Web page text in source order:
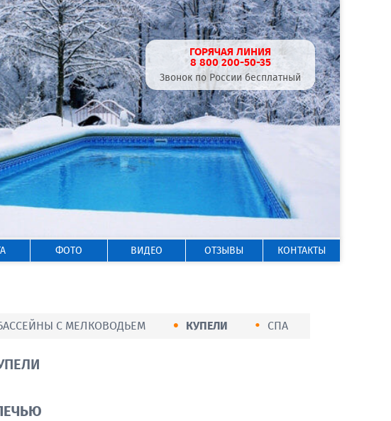
ГОРЯЧАЯ ЛИНИЯ
8 800 200-50-35
Звонок по России бесплатный
ФОТО ВИДЕО ОТЗЫВЫ КОНТАКТЫ
С МЕЛКОВОДЬЕМ КУПЕЛИ СПА